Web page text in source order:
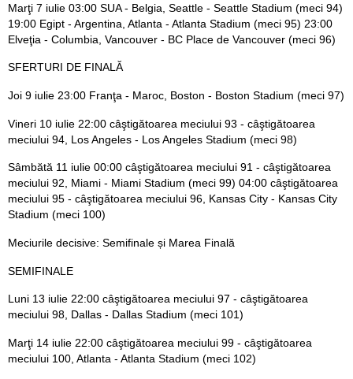
Marţi 7 iulie 03:00 SUA - Belgia, Seattle - Seattle Stadium (meci 94)
19:00 Egipt - Argentina, Atlanta - Atlanta Stadium (meci 95) 23:00
Elveţia - Columbia, Vancouver - BC Place de Vancouver (meci 96)
SFERTURI DE FINALĂ
Joi 9 iulie 23:00 Franţa - Maroc, Boston - Boston Stadium (meci 97)
Vineri 10 iulie 22:00 câştigătoarea meciului 93 - câştigătoarea
meciului 94, Los Angeles - Los Angeles Stadium (meci 98)
Sâmbătă 11 iulie 00:00 câştigătoarea meciului 91 - câştigătoarea
meciului 92, Miami - Miami Stadium (meci 99) 04:00 câştigătoarea
meciului 95 - câştigătoarea meciului 96, Kansas City - Kansas City
Stadium (meci 100)
Meciurile decisive: Semifinale și Marea Finală
SEMIFINALE
Luni 13 iulie 22:00 câştigătoarea meciului 97 - câştigătoarea
meciului 98, Dallas - Dallas Stadium (meci 101)
Marţi 14 iulie 22:00 câştigătoarea meciului 99 - câştigătoarea
meciului 100, Atlanta - Atlanta Stadium (meci 102)